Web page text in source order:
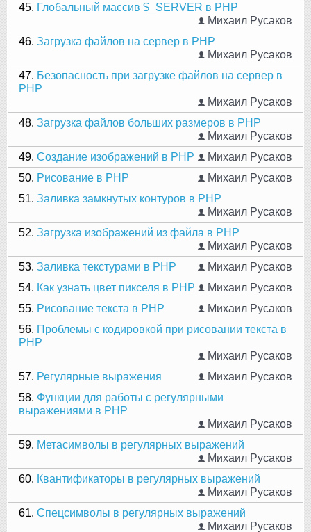
45. Глобальный массив $_SERVER в PHP
Михаил Русаков
46. Загрузка файлов на сервер в PHP
Михаил Русаков
47. Безопасность при загрузке файлов на сервер в
PHP
Михаил Русаков
48. Загрузка файлов больших размеров в PHP
Михаил Русаков
49. Создание изображений в PHP
Михаил Русаков
50. Рисование в PHP
Михаил Русаков
51. Заливка замкнутых контуров в PHP
Михаил Русаков
52. Загрузка изображений из файла в PHP
Михаил Русаков
53. Заливка текстурами в PHP
Михаил Русаков
54. Как узнать цвет пикселя в PHP
Михаил Русаков
55. Рисование текста в PHP
Михаил Русаков
56. Проблемы с кодировкой при рисовании текста в
PHP
Михаил Русаков
57. Регулярные выражения
Михаил Русаков
58. Функции для работы с регулярными
выражениями в PHP
Михаил Русаков
59. Метасимволы в регулярных выражений
Михаил Русаков
60. Квантификаторы в регулярных выражений
Михаил Русаков
61. Спецсимволы в регулярных выражений
Михаил Русаков